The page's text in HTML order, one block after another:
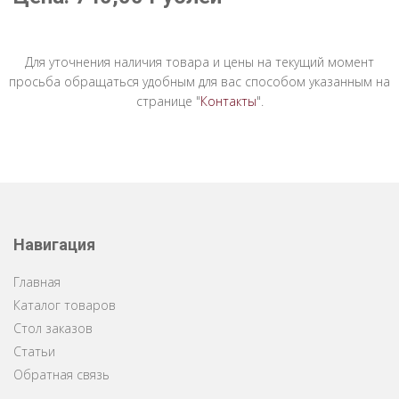
Для уточнения наличия товара и цены на текущий момент
просьба обращаться удобным для вас способом указанным на
странице "Контакты".
Навигация
Главная
Каталог товаров
Стол заказов
Статьи
Обратная связь